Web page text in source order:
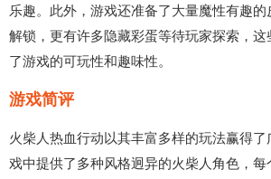
乐趣。此外，游戏还准备了大量魔性有趣
解锁，更有许多隐藏彩蛋等待玩家探索，
了游戏的可玩性和趣味性。
游戏简评
火柴人热血行动以其丰富多样的玩法赢得
戏中提供了多种风格迥异的火柴人角色，